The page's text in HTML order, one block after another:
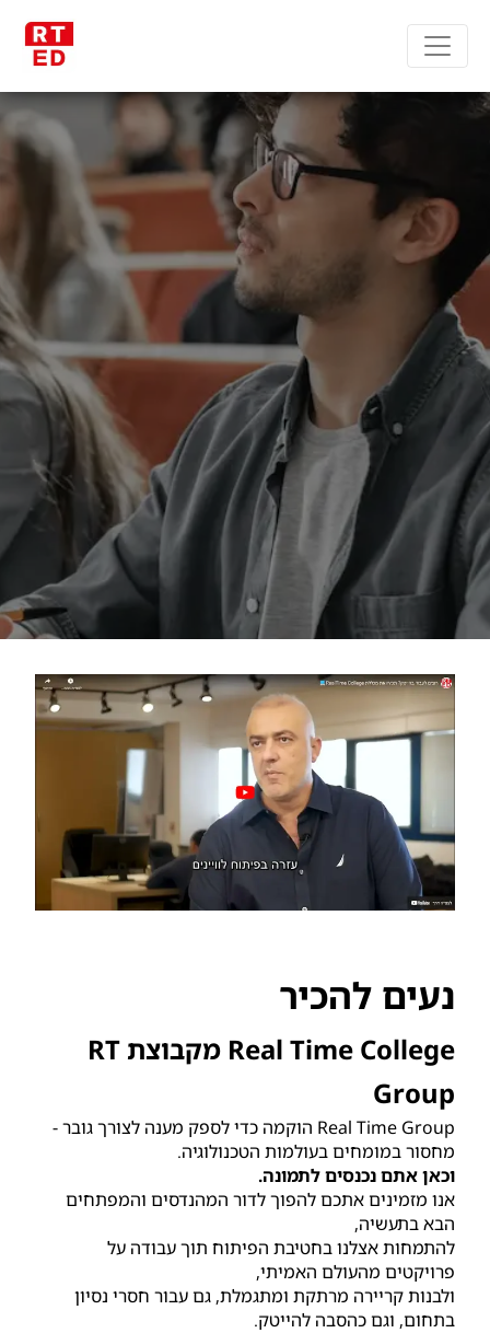
נעים להכיר
Real Time College מקבוצת RT
Group
Real Time Group הוקמה כדי לספק מענה לצורך גובר -
מחסור במומחים בעולמות הטכנולוגיה.
וכאן אתם נכנסים לתמונה.
אנו מזמינים אתכם להפוך לדור המהנדסים והמפתחים
הבא בתעשיה,
להתמחות אצלנו בחטיבת הפיתוח תוך עבודה על
פרויקטים מהעולם האמיתי,
ולבנות קריירה מרתקת ומתגמלת, גם עבור חסרי נסיון
בתחום, וגם כהסבה להייטק.